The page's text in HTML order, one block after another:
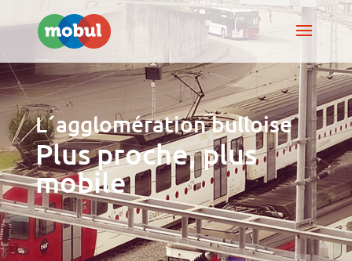
L´agglomération bulloise
Plus proche, plus
mobile